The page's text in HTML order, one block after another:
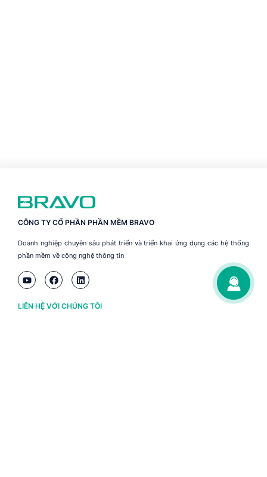
CÔNG TY CỔ PHẦN PHẦN MỀM BRAVO
Doanh nghiệp chuyên sâu phát triển và triển khai ứng dụng các hệ thống
phần mềm về công nghệ thông tin
LIÊN HỆ VỚI CHÚNG TÔI